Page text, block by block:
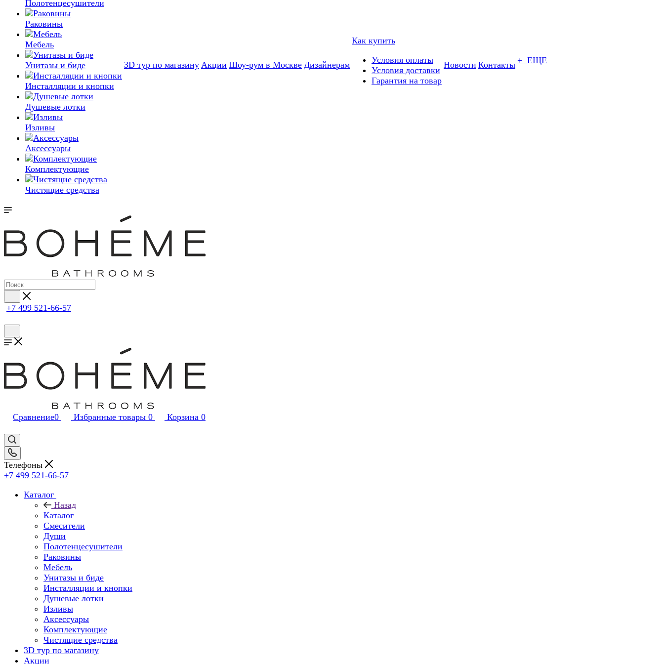
Полотенцесушители
Раковины
Мебель
Унитазы и биде
Инсталляции и кнопки
Душевые лотки
Изливы
Аксессуары
Комплектующие
Чистящие средства
3D тур по магазину Акции Шоу-рум в Москве Дизайнерам
Как купить
Условия оплаты
Условия доставки
Гарантия на товар
Новости Контакты + ЕЩЕ
+7 499 521-66-57
Сравнение0 Избранные товары 0 Корзина 0
Телефоны
+7 499 521-66-57
Каталог
Назад
Каталог
Смесители
Души
Полотенцесушители
Раковины
Мебель
Унитазы и биде
Инсталляции и кнопки
Душевые лотки
Изливы
Аксессуары
Комплектующие
Чистящие средства
3D тур по магазину
Акции